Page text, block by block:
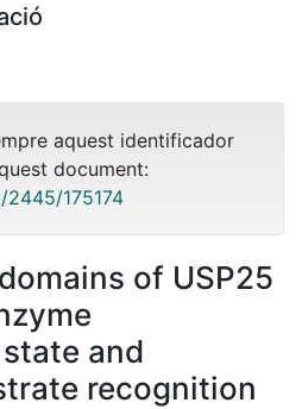
aquest identificador
document:
175174
of USP25
and
recognition